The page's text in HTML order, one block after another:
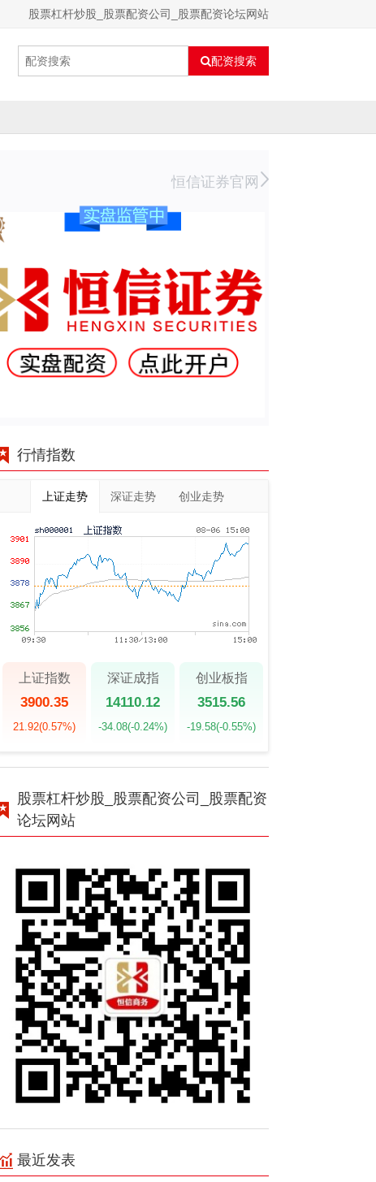
股票杠杆炒股_股票配资公司_股票配资论坛网站
配资搜索
恒信证券官网
行情指数
上证走势 深证走势 创业走势
上证指数
3900.35
21.92(0.57%)
深证成指
14110.12
-34.08(-0.24%)
创业板指
3515.56
-19.58(-0.55%)
股票杠杆炒股_股票配资公司_股票配资
论坛网站
最近发表